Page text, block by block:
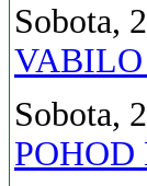
Sobota,
VABILO
Sobota,